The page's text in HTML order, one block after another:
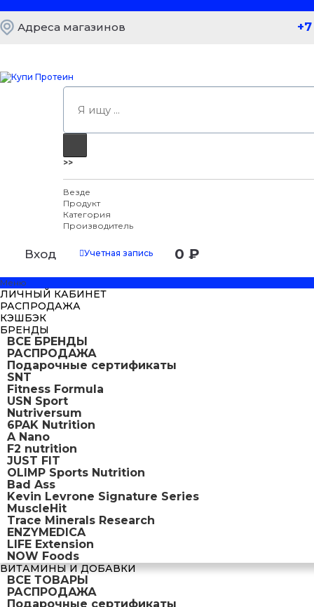
Адреса магазинов
>>
Везде
Продукт
Категория
Производитель
Вход Учетная запись 0 ₽
Меню
ЛИЧНЫЙ КАБИНЕТ
РАСПРОДАЖА
КЭШБЭК
БРЕНДЫ
ВСЕ БРЕНДЫ
РАСПРОДАЖА
Подарочные сертификаты
SNT
Fitness Formula
USN Sport
Nutriversum
6PAK Nutrition
A Nano
F2 nutrition
JUST FIT
OLIMP Sports Nutrition
Bad Ass
Kevin Levrone Signature Series
MuscleHit
Trace Minerals Research
ENZYMEDICA
LIFE Extension
NOW Foods
ВИТАМИНЫ И ДОБАВКИ
ВСЕ ТОВАРЫ
РАСПРОДАЖА
Подарочные сертификаты